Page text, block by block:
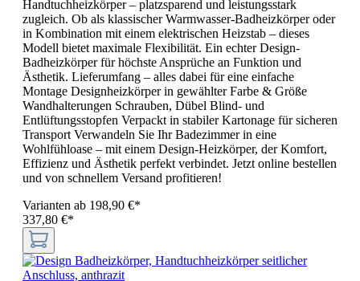
Handtuchheizkörper – platzsparend und leistungsstark
zugleich. Ob als klassischer Warmwasser-Badheizkörper oder
in Kombination mit einem elektrischen Heizstab – dieses
Modell bietet maximale Flexibilität. Ein echter Design-
Badheizkörper für höchste Ansprüche an Funktion und
Ästhetik. Lieferumfang – alles dabei für eine einfache
Montage Designheizkörper in gewählter Farbe & Größe
Wandhalterungen Schrauben, Dübel Blind- und
Entlüftungsstopfen Verpackt in stabiler Kartonage für sicheren
Transport Verwandeln Sie Ihr Badezimmer in eine
Wohlfühloase – mit einem Design-Heizkörper, der Komfort,
Effizienz und Ästhetik perfekt verbindet. Jetzt online bestellen
und von schnellem Versand profitieren!
Varianten ab 198,90 €*
337,80 €*